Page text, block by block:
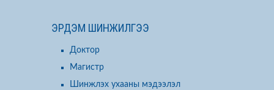
ЭРДЭМ ШИНЖИЛГЭЭ
Доктор
Магистр
Шинжлэх ухааны мэдээлэл